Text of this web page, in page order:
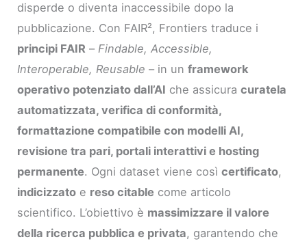
disperde o diventa inaccessibile dopo la
pubblicazione. Con FAIR², Frontiers traduce i
principi FAIR –Findable, Accessible,
Interoperable, Reusable – in unframework
operativo potenziato dall’AI che assicuracuratela
automatizzata, verifica di conformità,
formattazione compatibile con modelli AI,
revisione tra pari, portali interattivi e hosting
permanente. Ogni dataset viene cosìcertificato,
indicizzato e reso citable come articolo
scientifico. L’obiettivo è massimizzare il valore
della ricerca pubblica e privata, garantendo che